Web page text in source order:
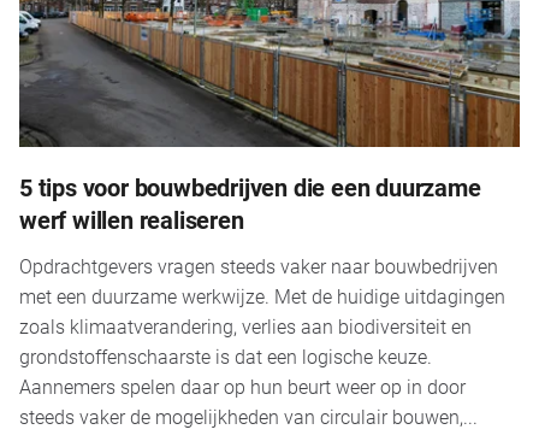
5 tips voor bouwbedrijven die een duurzame
werf willen realiseren
Opdrachtgevers vragen steeds vaker naar bouwbedrijven
met een duurzame werkwijze. Met de huidige uitdagingen
zoals klimaatverandering, verlies aan biodiversiteit en
grondstoffenschaarste is dat een logische keuze.
Aannemers spelen daar op hun beurt weer op in door
steeds vaker de mogelijkheden van circulair bouwen,...